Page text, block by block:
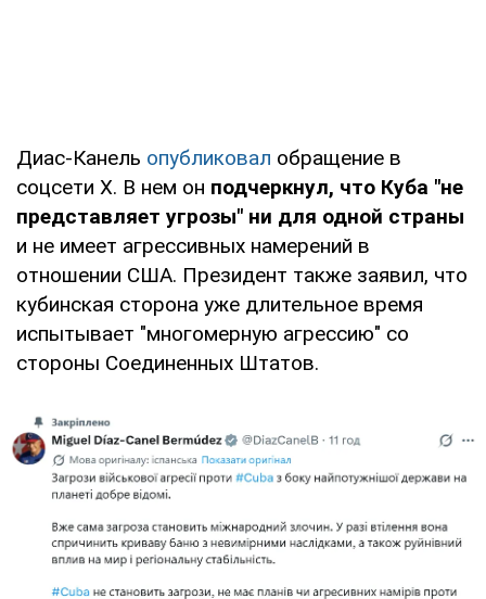
Диас-Канель опубликовал обращение в
соцсети X. В нем он подчеркнул, что Куба "не
представляет угрозы" ни для одной страны
и не имеет агрессивных намерений в
отношении США. Президент также заявил, что
кубинская сторона уже длительное время
испытывает "многомерную агрессию" со
стороны Соединенных Штатов.